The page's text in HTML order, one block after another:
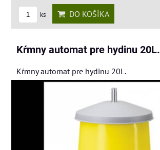
ks DO KOŠÍKA
Kŕmny automat pre hydinu 20L.
Kŕmny automat pre hydinu 20L.